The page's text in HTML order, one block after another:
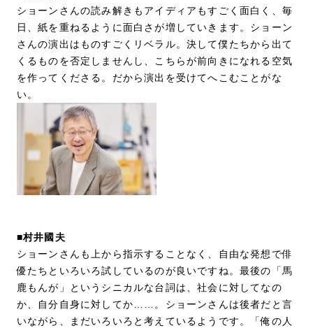
ショーンさんの読み解きもアイディアもすごく面白く、毎
日、紙を重ねるように面白さが増していきます。ショーン
さんの演出はものすごくリベラル。決して僕たちから出て
くるものを否定しませんし、こちらが前向きになれる空気
を作ってくださる。だから演出を受けてへこむことがな
い。
■村井國夫
ショーンさんも上から指示することなく、自由な発想で俳
優たちといろいろ試しているのが良いですね。最後の「馬
鹿もんが」というシニカルな台詞は、社会に対してなの
か、自分自身に対してか……。ショーンさんは後者だと言
いながら、まだいろいろと考えているようです。「俺の人